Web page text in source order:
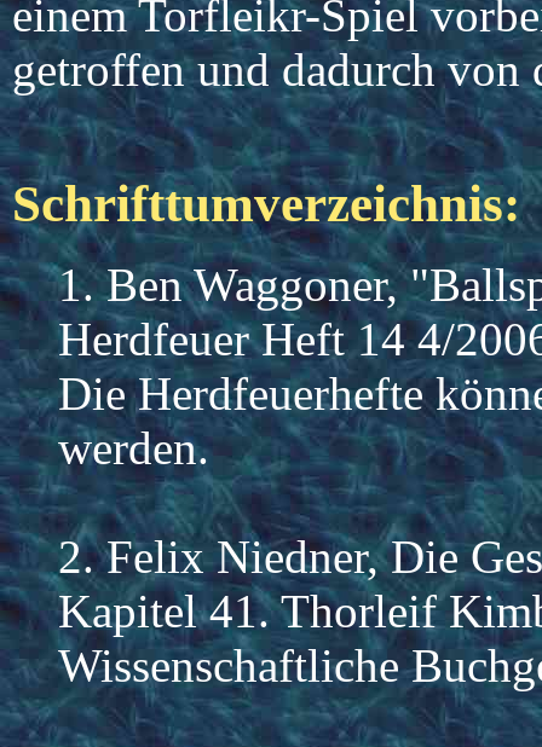
einem Torfleikr-Spiel
getroffen und dadurch von
Schrifttumverzeichnis:
1. Ben Waggoner,
Herdfeuer Heft 14 4/
Die Herdfeuerhefte
werden.
2. Felix Niedner, Die
Kapitel 41. Thorleif
Wissenschaftliche